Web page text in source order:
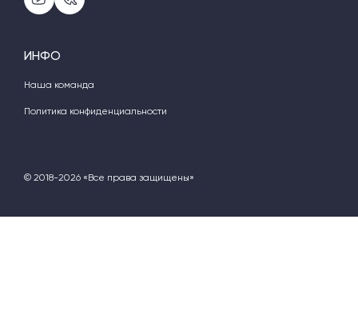
ИНФО
Наша команда
Политика конфиденциальности
© 2018-2026 «Все права защищены»